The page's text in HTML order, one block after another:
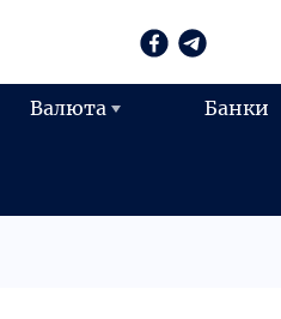
Валюта Банки